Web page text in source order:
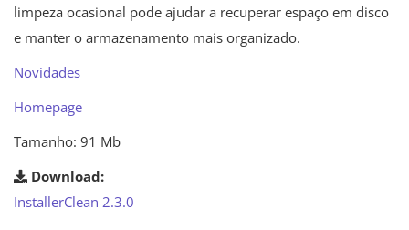
limpeza ocasional pode ajudar a recuperar espaço em disco
e manter o armazenamento mais organizado.
Novidades
Homepage
Tamanho: 91 Mb
Download:
InstallerClean 2.3.0